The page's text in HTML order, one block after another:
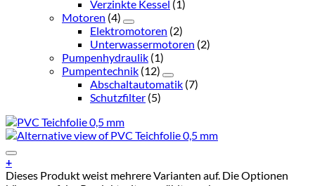
Verzinkte Kessel (1)
Motoren (4)
Elektromotoren (2)
Unterwassermotoren (2)
Pumpenhydraulik (1)
Pumpentechnik (12)
Abschaltautomatik (7)
Schutzfilter (5)
+
Dieses Produkt weist mehrere Varianten auf. Die Optionen